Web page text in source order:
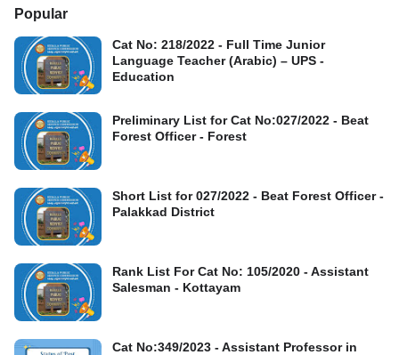
Popular
Cat No: 218/2022 - Full Time Junior
Language Teacher (Arabic) – UPS -
Education
Preliminary List for Cat No:027/2022 - Beat
Forest Officer - Forest
Short List for 027/2022 - Beat Forest Officer -
Palakkad District
Rank List For Cat No: 105/2020 - Assistant
Salesman - Kottayam
Cat No:349/2023 - Assistant Professor in